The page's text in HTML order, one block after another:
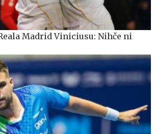
Madrid Viniciusu: Nihče ni